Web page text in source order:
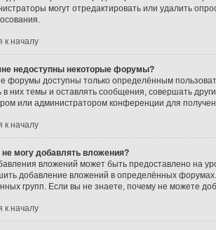
могут отредактировать или удалить
к началу
недоступны некоторые форумы?
форумы доступны только определённым
в них темы и оставлять сообщения, совершать
или администратором конференции для
к началу
могу добавлять вложения?
вложений может быть предоставлено на
добавление вложений в определённых
групп. Если вы не знаете, почему не можете
к началу